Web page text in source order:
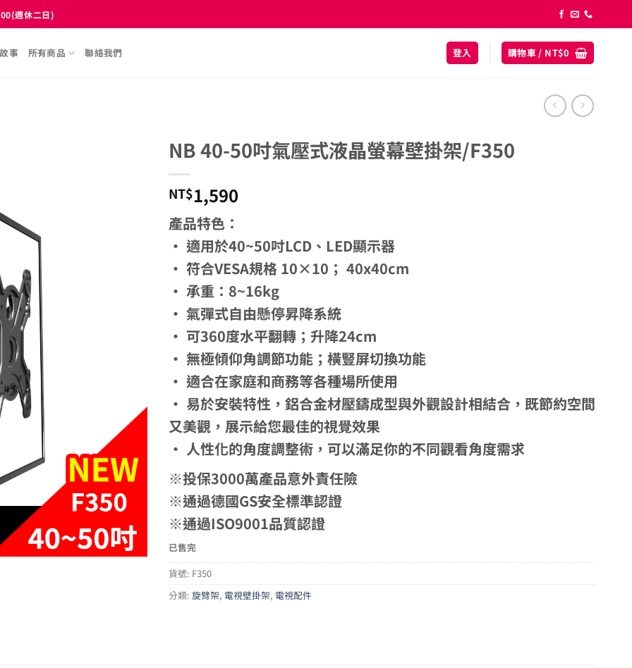
週休二日)
事 所有商品 聯絡我們 登入 購物車 / NT$0
NB 40-50吋氣壓式液晶螢幕壁掛架/F350
NT$1,590
產品特色：
‧ 適用於40~50吋LCD、LED顯示器
‧ 符合VESA規格 10×10； 40x40cm
‧ 承重：8~16kg
‧ 氣彈式自由懸停昇降系統
‧ 可360度水平翻轉；升降24cm
‧ 無極傾仰角調節功能；橫豎屏切換功能
‧ 適合在家庭和商務等各種場所使用
‧ 易於安裝特性，鋁合金材壓鑄成型與外觀設計相結合，既節約空間
又美觀，展示給您最佳的視覺效果
‧ 人性化的角度調整術，可以滿足你的不同觀看角度需求
※投保3000萬產品意外責任險
※通過德國GS安全標準認證
※通過ISO9001品質認證
已售完
貨號: F350
分類: 旋臂架, 電視壁掛架, 電視配件